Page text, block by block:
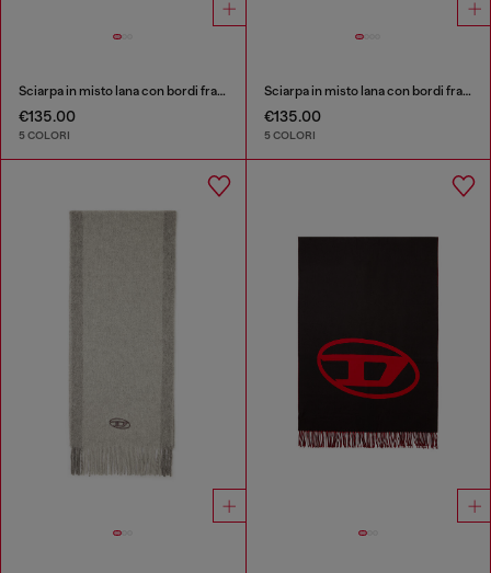
Sciarpa in misto lana con bordi frangiati
€135.00
5 COLORI
Sciarpa in misto lana con bordi frangiati
€135.00
5 COLORI